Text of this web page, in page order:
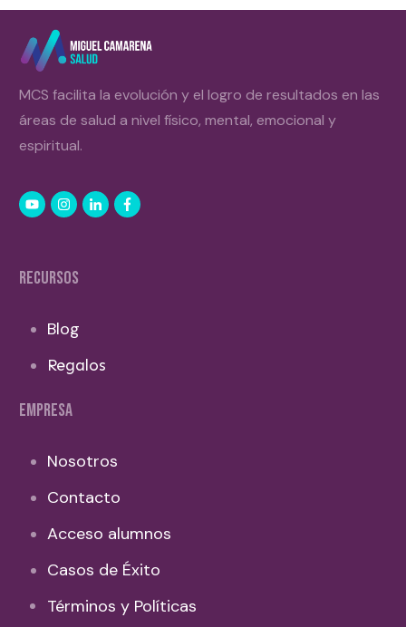
MCS facilita la evolución y el logro de resultados en las
áreas de salud a nivel físico, mental, emocional y
espiritual.
RECURSOS
Blog
Regalos
EMPRESA
Nosotros
Contacto
Acceso alumnos
Casos de Éxito
Términos y Políticas